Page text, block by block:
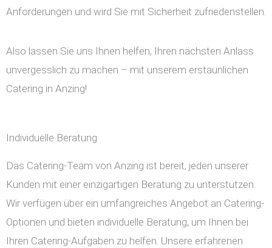
Anforderungen und wird Sie mit Sicherheit zufriedenstellen.
Also lassen Sie uns Ihnen helfen, Ihren nächsten Anlass
unvergesslich zu machen – mit unserem erstaunlichen
Catering in Anzing!
Individuelle Beratung
Das Catering-Team von Anzing ist bereit, jeden unserer
Kunden mit einer einzigartigen Beratung zu unterstützen.
Wir verfügen über ein umfangreiches Angebot an Catering-
Optionen und bieten individuelle Beratung, um Ihnen bei
Ihren Catering-Aufgaben zu helfen. Unsere erfahrenen